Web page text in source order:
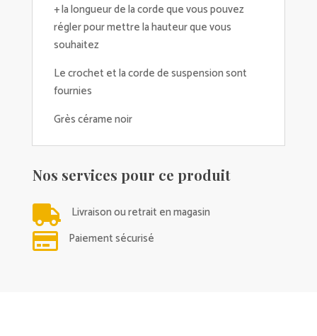
+ la longueur de la corde que vous pouvez
régler pour mettre la hauteur que vous
souhaitez
Le crochet et la corde de suspension sont
fournies
Grès cérame noir
Nos services pour ce produit
 Livraison ou retrait en magasin
 Paiement sécurisé